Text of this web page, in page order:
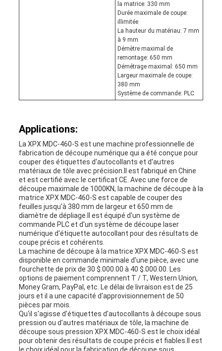
la matrice: 330 mm
Durée maximale de coupe:
illimitée
La hauteur du matériau: 7 mm
à 9 mm
Démètre maximal de
remontage: 650 mm
Démétrage maximal: 650 mm
Largeur maximale de coupe:
380 mm
Système de commande: PLC
Applications:
La XPX MDC-460-S est une machine professionnelle de
fabrication de découpe numérique qui a été conçue pour
couper des étiquettes d'autocollants et d'autres
matériaux de tôle avec précision.Il est fabriqué en Chine
et est certifié avec le certificat CE. Avec une force de
découpe maximale de 1000KN, la machine de découpe à la
matrice XPX MDC-460-S est capable de couper des
feuilles jusqu'à 380 mm de largeur et 650 mm de
diamètre de dépliage.Il est équipé d'un système de
commande PLC et d'un système de découpe laser
numérique d'étiquette autocollant pour des résultats de
coupe précis et cohérents.
La machine de découpe à la matrice XPX MDC-460-S est
disponible en commande minimale d'une pièce, avec une
fourchette de prix de 30 $.000.00 à 40 $.000.00. Les
options de paiement comprennent T / T, Western Union,
Money Gram, PayPal, etc. Le délai de livraison est de 25
jours et il a une capacité d'approvisionnement de 50
pièces par mois.
Qu'il s'agisse d'étiquettes d'autocollants à découpe sous
pression ou d'autres matériaux de tôle, la machine de
découpe sous pression XPX MDC-460-S est le choix idéal
pour obtenir des résultats de coupe précis et fiables.Il est